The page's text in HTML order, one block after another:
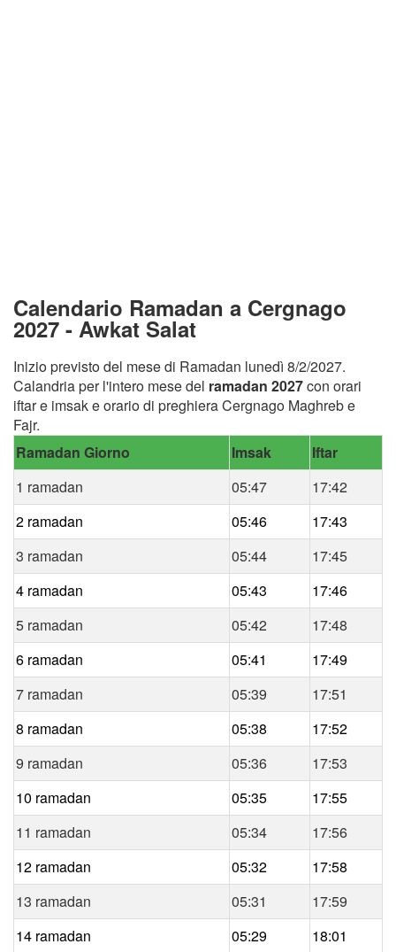
Calendario Ramadan a Cergnago
2027 - Awkat Salat
Inizio previsto del mese di Ramadan lunedì 8/2/2027.
Calandria per l'intero mese del ramadan 2027con orari
iftar e imsak e orario di preghiera Cergnago Maghreb e
Fajr.
Ramadan Giorno
Imsak
Iftar
1 ramadan
05:47
17:42
2 ramadan
05:46
17:43
3 ramadan
05:44
17:45
4 ramadan
05:43
17:46
5 ramadan
05:42
17:48
6 ramadan
05:41
17:49
7 ramadan
05:39
17:51
8 ramadan
05:38
17:52
9 ramadan
05:36
17:53
10 ramadan
05:35
17:55
11 ramadan
05:34
17:56
12 ramadan
05:32
17:58
13 ramadan
05:31
17:59
14 ramadan
05:29 18:01